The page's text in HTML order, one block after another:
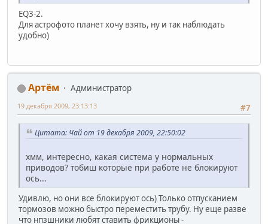
EQ3-2.
Для астрофото планет хочу взять, ну и так наблюдать
удобно)
Артём
Администратор
#7
19 декабря 2009, 23:13:13
Цитата: Чай от 19 декабря 2009, 22:50:02
хмм, интересно, какая система у нормальных
приводов? тобиш которые при работе не блокируют
ось...
Удивлю, но они все блокируют ось) Только отпусканием
тормозов можно быстро переместить трубу. Ну еще разве
что нпзшники любят ставить фрикционы -